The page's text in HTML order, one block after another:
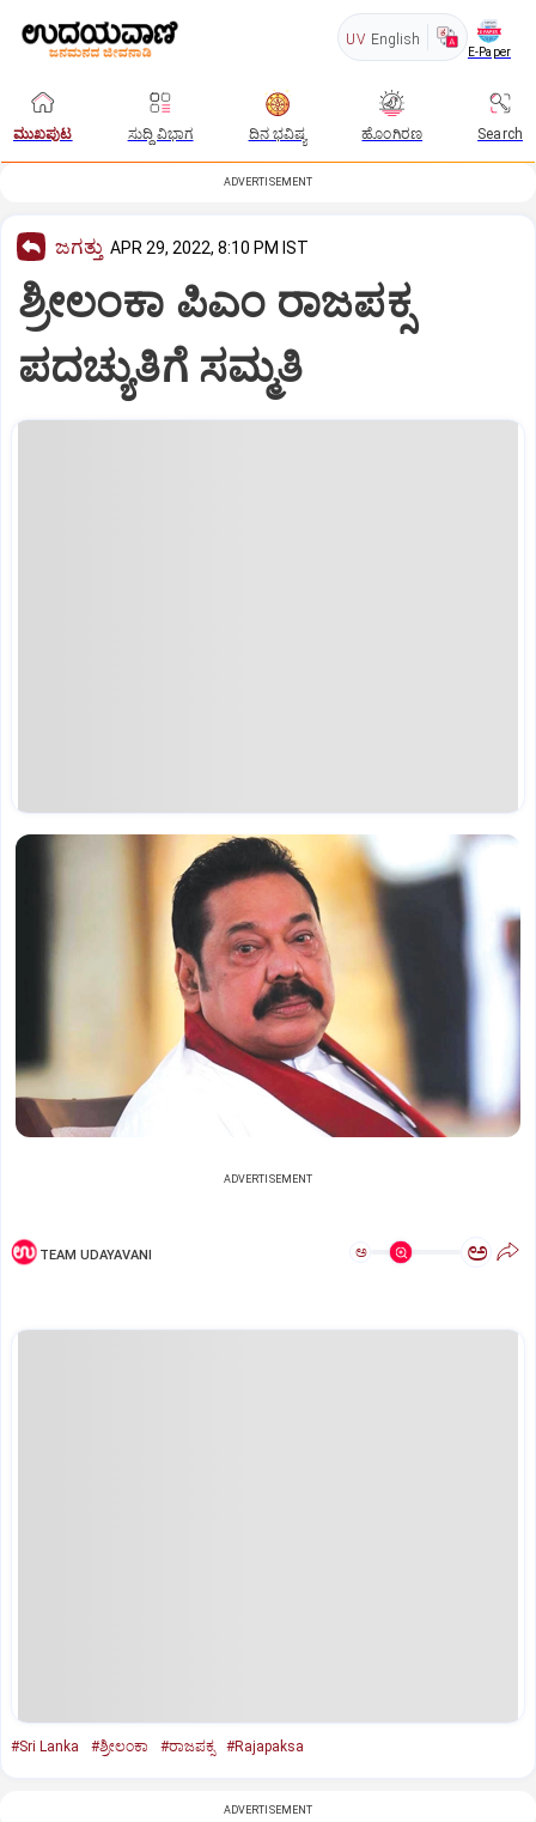
UV English
E-Paper
ಮುಖಪುಟ ಸುದ್ದಿ ವಿಭಾಗ ದಿನ ಭವಿಷ್ಯ ಹೊಂಗಿರಣ Search
ADVERTISEMENT
ಜಗತ್ತು APR 29, 2022, 8:10 PM IST
ಶ್ರೀಲಂಕಾ ಪಿಎಂ ರಾಜಪಕ್ಸ
ಪದಚ್ಯುತಿಗೆ ಸಮ್ಮತಿ
ADVERTISEMENT
TEAM UDAYAVANI ಅ ಅ
#Sri Lanka #ಶ್ರೀಲಂಕಾ #ರಾಜಪಕ್ಸ #Rajapaksa
ADVERTISEMENT